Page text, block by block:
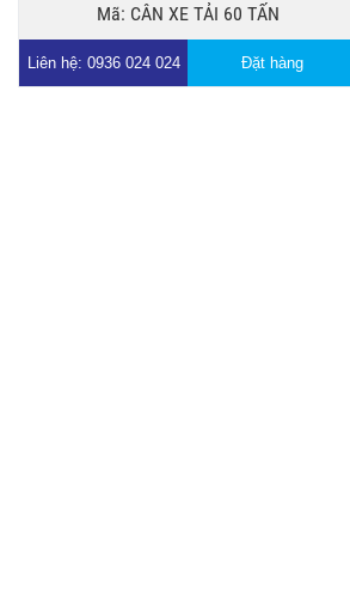
Mã: CÂN XE TẢI 60 TẤN
Liên hệ: 0936 024 024 Đặt hàng